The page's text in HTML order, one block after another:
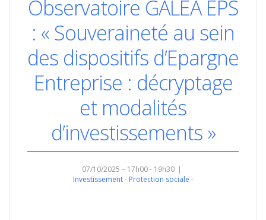
Observatoire GALEA EPS
: « Souveraineté au sein
des dispositifs d’Epargne
Entreprise : décryptage
et modalités
d’investissements »
07/10/2025 – 17h00 - 19h30
Investissement
Protection sociale